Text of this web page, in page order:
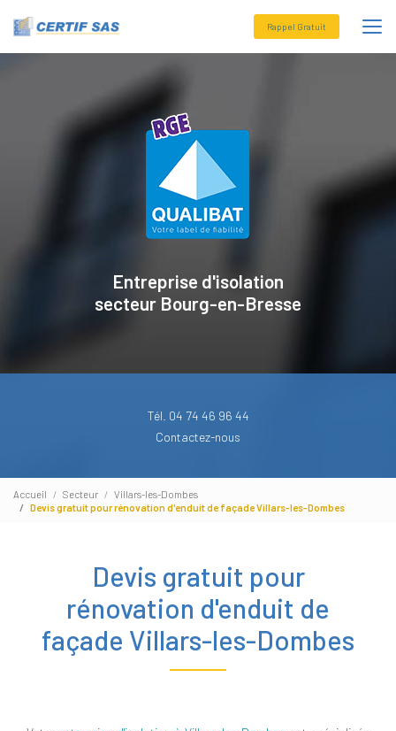
Rappel Gratuit
Entreprise d'isolation
secteurBourg-en-Bresse
Tél. 04 74 46 96 44
Contactez-nous
Accueil Secteur
Villars-les-Dombes
Devis gratuit pour rénovation d'enduit de façade Villars-les-Dombes
Devis gratuit pour
rénovation d'enduit de
façade Villars-les-Dombes